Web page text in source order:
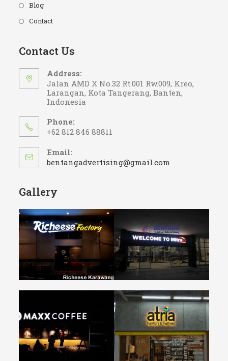
Blog
Contact
Contact Us
Address:
Jalan AMD X No.32 Rt.001 Rw.009, Kreo,
Larangan, Kota Tangerang, Banten,
Indonesia
Phone:
+62 812 846 88811
Email:
bentangadvertising@gmail.com
Gallery